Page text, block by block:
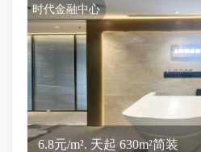
时代金融中心
6.8元/m². 天起 630m²简装